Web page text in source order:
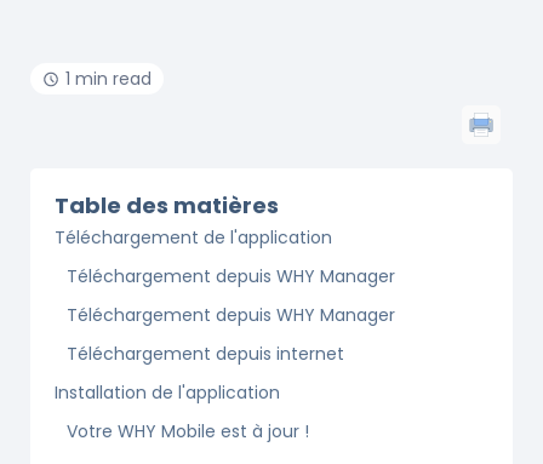
1 min read
Table des matières
Téléchargement de l'application
Téléchargement depuis WHY Manager
Téléchargement depuis WHY Manager
Téléchargement depuis internet
Installation de l'application
Votre WHY Mobile est à jour !